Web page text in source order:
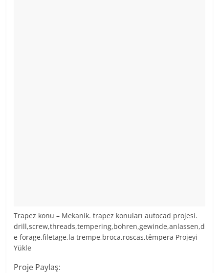
Trapez konu – Mekanik. trapez konuları autocad projesi.
drill,screw,threads,tempering,bohren,gewinde,anlassen,d
e forage,filetage,la trempe,broca,roscas,têmpera Projeyi
Yükle
Proje Paylaş: